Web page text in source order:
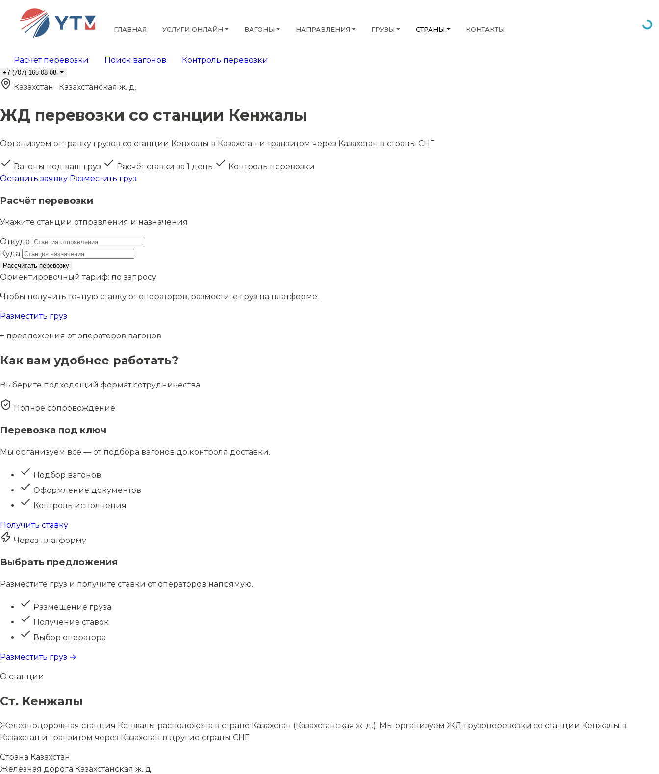
ГЛАВНАЯ УСЛУГИ ОНЛАЙН ВАГОНЫ НАПРАВЛЕНИЯ ГРУЗЫ СТРАНЫ КОНТАКТЫ
Расчет перевозки Поиск вагонов Контроль перевозки
+7 (707) 165 08 08
Казахстан · Казахстанская ж. д.
ЖД перевозки со станции Кенжалы
Организуем отправку грузов со станции Кенжалы в Казахстан и транзитом через Казахстан в страны СНГ
Вагоны под ваш груз Расчёт ставки за 1 день
Контроль перевозки
Оставить заявку Разместить груз
Расчёт перевозки
Укажите станции отправления и назначения
Откуда
Куда
Рассчитать перевозку
Ориентировочный тариф: по запросу
Чтобы получить точную ставку от операторов, разместите груз на платформе.
Разместить груз
+ предложения от операторов вагонов
Как вам удобнее работать?
Выберите подходящий формат сотрудничества
Полное сопровождение
Перевозка под ключ
Мы организуем всё — от подбора вагонов до контроля доставки.
Подбор вагонов
Оформление документов
Контроль исполнения
Получить ставку
Через платформу
Выбрать предложения
Разместите груз и получите ставки от операторов напрямую.
Размещение груза
Получение ставок
Выбор оператора
Разместить груз →
О станции
Ст. Кенжалы
Железнодорожная станция Кенжалы расположена в стране Казахстан (Казахстанская ж. д.). Мы организуем ЖД грузоперевозки со станции Кенжалы в
Казахстан и транзитом через Казахстан в другие страны СНГ.
Страна Казахстан
Железная дорога Казахстанская ж. д.